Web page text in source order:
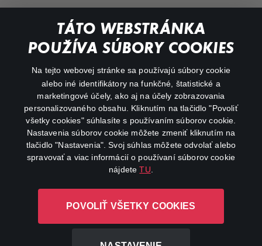
TÁTO WEBSTRÁNKA
POUŽÍVA SÚBORY COOKIES
Na tejto webovej stránke sa používajú súbory cookie
alebo iné identifikátory na funkčné, štatistické a
marketingové účely, ako aj na účely zobrazovania
personalizovaného obsahu. Kliknutím na tlačidlo "Povoliť
všetky cookies" súhlasíte s používaním súborov cookie.
Nastavenia súborov cookie môžete zmeniť kliknutím na
tlačidlo "Nastavenia". Svoj súhlas môžete odvolať alebo
spravovať a viac informácií o používaní súborov cookie
nájdeteTU
POVOLIŤ VŠETKY COOKIES
O aplikácii Canal+
Canal+ Luxembourg S. à r.l. so sídlom Rue Albert Borschette 4,